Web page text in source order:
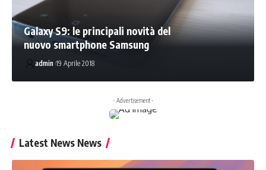
Galaxy S9: le principali novità del
nuovo smartphone Samsung
admin 19 Aprile 2018
- Advertisement -
Latest News News